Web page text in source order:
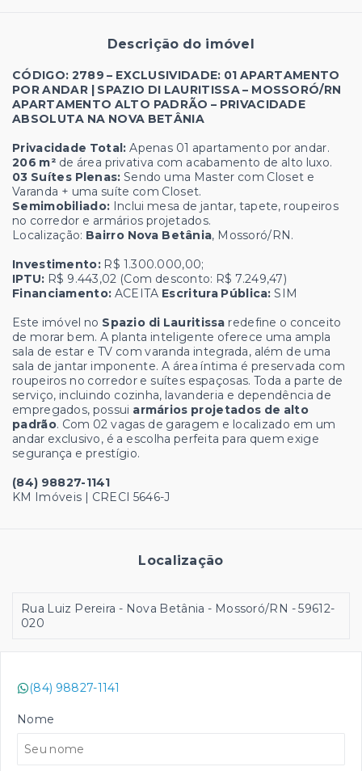
Descrição do imóvel
CÓDIGO: 2789 – EXCLUSIVIDADE: 01 APARTAMENTO
POR ANDAR | SPAZIO DI LAURITISSA – MOSSORÓ/RN
APARTAMENTO ALTO PADRÃO – PRIVACIDADE
ABSOLUTA NA NOVA BETÂNIA
Privacidade Total: Apenas 01 apartamento por andar.
206 m² de área privativa com acabamento de alto luxo.
03 Suítes Plenas: Sendo uma Master com Closet e
Varanda + uma suíte com Closet.
Semimobiliado: Inclui mesa de jantar, tapete, roupeiros
no corredor e armários projetados.
Localização: Bairro Nova Betânia, Mossoró/RN.
Investimento:R$ 1.300.000,00;
IPTU: R$ 9.443,02 (Com desconto: R$ 7.249,47)
Financiamento: ACEITA Escritura Pública: SIM
Este imóvel no Spazio di Lauritissa redefine o conceito
de morar bem. A planta inteligente oferece uma ampla
sala de estar e TV com varanda integrada, além de uma
sala de jantar imponente. A área íntima é preservada com
roupeiros no corredor e suítes espaçosas. Toda a parte de
serviço, incluindo cozinha, lavanderia e dependência de
empregados, possui armários projetados de alto
padrão. Com 02 vagas de garagem e localizado em um
andar exclusivo, é a escolha perfeita para quem exige
segurança e prestígio.
(84) 98827-1141
KM Imóveis | CRECI 5646-J
Localização
Rua Luiz Pereira - Nova Betânia - Mossoró/RN - 59612-
020
(84) 98827-1141
Nome